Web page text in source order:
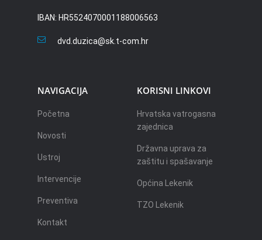
IBAN: HR5524070001188006563
dvd.duzica@sk.t-com.hr
NAVIGACIJA
Početna
Novosti
Ustroj
Intervencije
Preventiva
Kontakt
KORISNI LINKOVI
Hrvatska vatrogasna
zajednica
Državna uprava za
zaštitu i spašavanje
Općina Lekenik
TZO Lekenik